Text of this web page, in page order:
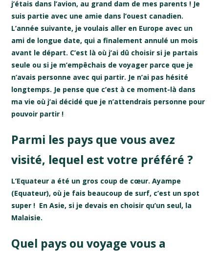
j’étais dans l’avion, au grand dam de mes parents ! Je
suis partie avec une amie dans l’ouest canadien.
L’année suivante, je voulais aller en Europe avec un
ami de longue date, qui a finalement annulé un mois
avant le départ. C’est là où j’ai dû choisir si je partais
seule ou si je m’empêchais de voyager parce que je
n’avais personne avec qui partir. Je n’ai pas hésité
longtemps. Je pense que c’est à ce moment-là dans
ma vie où j’ai décidé que je n’attendrais personne pour
pouvoir partir !
Parmi les pays que vous avez
visité, lequel est votre préféré ?
L’Equateur a été un gros coup de cœur. Ayampe
(Equateur), où je fais beaucoup de surf, c’est un spot
super ! En Asie, si je devais en choisir qu’un seul, la
Malaisie.
Quel pays ou voyage vous a